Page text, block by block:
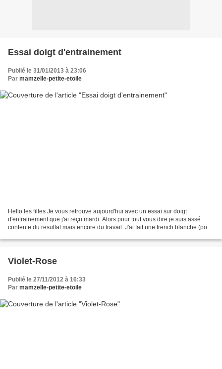
Essai doigt d'entrainement
Publié le 31/01/2013 à 23:06
Par mamzelle-petite-etoile
Hello les filles Je vous retrouve aujourd'hui avec un essai sur doigt
d'entrainement que j'ai reçu mardi. Alors pour tout vous dire je suis assé
contente du resultat mais encore du travail. J'ai fait une french blanche (pour
Violet-Rose
Publié le 27/11/2012 à 16:33
Par mamzelle-petite-etoile